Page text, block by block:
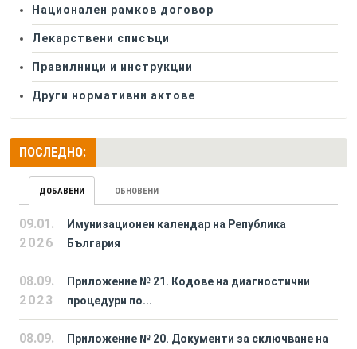
Национален рамков договор
Лекарствени списъци
Правилници и инструкции
Други нормативни актове
ПОСЛЕДНО:
ДОБАВЕНИ ОБНОВЕНИ
09.01.
2026
Имунизационен календар на Република
България
08.09.
2023
Приложение № 21. Кодове на диагностични
процедури по...
08.09.
Приложение № 20. Документи за сключване на